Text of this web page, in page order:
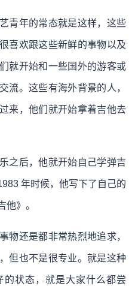
青年的常态就是这样，这些
喜欢跟这些新鲜的事物以及
就开始和一些国外的游客或
流。这些有海外背景的人，
来，他们就开始拿着吉他去
之后，他就开始自己学弹吉
年时候，他写下了自己的
他》。
物还是都非常热烈地追求，
但也不是很专业。就是这种
状态，就是大家什么都尝